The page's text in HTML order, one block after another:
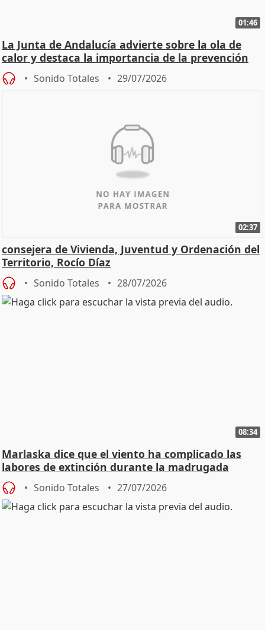
01:46
La Junta de Andalucía advierte sobre la ola de
calor y destaca la importancia de la prevención
Sonido Totales 29/07/2026
02:37
consejera de Vivienda, Juventud y Ordenación del
Territorio, Rocío Díaz
Sonido Totales 28/07/2026
08:34
Marlaska dice que el viento ha complicado las
labores de extinción durante la madrugada
Sonido Totales 27/07/2026